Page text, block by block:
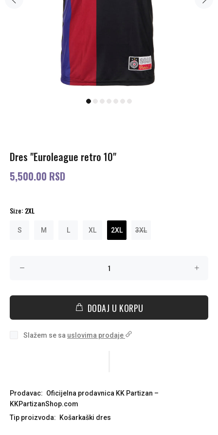
Dres "Euroleague retro 10"
5,500.00 RSD
Size: 2XL
S M L XL 2XL 3XL
DODAJ U KORPU
Slažem se sa uslovima prodaje
Prodavac: Oficijelna prodavnica KK Partizan –
KKPartizanShop.com
Tip proizvoda:
Košarkaški dres